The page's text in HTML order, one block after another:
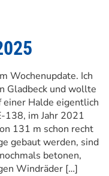
Wochenupdate. Ich
Gladbeck und wollte
einer Halde eigentlich
138, im Jahr 2021
131 m schon recht
gebaut werden, sind
betonen,
Windräder […]